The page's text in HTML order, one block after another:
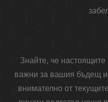
Знайте, че
важни за вашия бъдещ и
внимателно от